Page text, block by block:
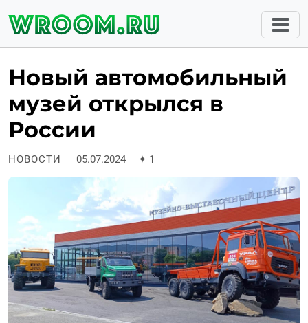
Новый автомобильный
музей открылся в
России
НОВОСТИ 05.07.2024 ✦ 1